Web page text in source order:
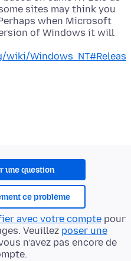
sites may think you
when Microsoft
of Windows it will
Windows_NT#Releas
une question
ce problème
avec votre comptepour
Veuillez poser une
n’avez pas encore de